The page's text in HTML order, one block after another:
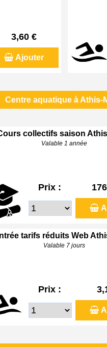
3,60 €
Ajouter
Centre aquatique à Athis-
collectifs saison
Valable 1 année
Prix :
tarifs réduits Web
Valable 7 jours
Prix :